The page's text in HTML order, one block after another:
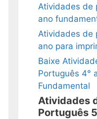
Atividades de
ano
Atividades de
ano para
Baixe
Português 4°
Fundamental
Atividades
Português